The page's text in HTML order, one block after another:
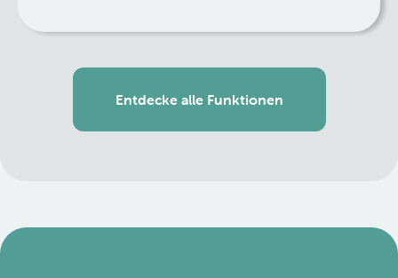
Entdecke alle Funktionen